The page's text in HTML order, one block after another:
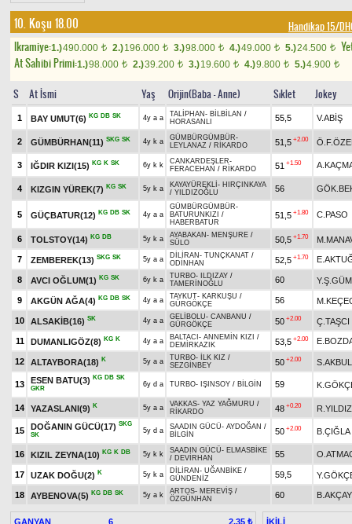
10. Koşu 18.00 Handikap 15/
Ikramiye:1.)490.000 t 2.)196.000 t 3.)98.000 t 4.)49.000 t 5.)24.500 t
At Sahibi Primi:1.)98.000 t 2.)39.200 t 3.)19.600 t 4.)9.800 t 5.)4.900 t
S At İsmi Yaş Orijin(Baba - Anne) Sıklet Jokey
1 BAY UMUT(6) KG DB SK 4y a a TALİPHAN - BİLBİLAN /
HORASANLI
55,5 V.ABİŞ
2 GÜMBÜRHAN(11) SKG SK 4y k a GÜMBÜRGÜMBÜR-
LEYLANAZ / RİKARDO 51,5 +2.00
3 IĞDIR KIZI(15) KG K SK 6y k k CANKARDEŞLER-
FERACEHAN / RİKARDO 51 +1.50
4 KIZGIN YÜREK(7) KG SK 5y k a KAYAYÜREKLİ - HIRÇINKAYA
/ YILDIZOĞLU 56
5 GÜÇBATUR(12) KG DB SK 4y a a
GÜMBÜRGÜMBÜR-
BATURUNKIZI /
HABERBATUR
51,5 +1.80 C.PASO
6 TOLSTOY(14) KG DB 5y k a AYABAKAN - MENŞURE /
SÜLO
50,5 +1.70
7 ZEMBEREK(13) SKG SK 5y a a DİLİRAN - TUNÇKANAT /
ODİNHAN
52,5 +1.70
8 AVCI OĞLUM(1) KG SK 6y k a TURBO- ILDIZAY /
TAMERİNOĞLU
60
9 AKGÜN AĞA(4) KG DB SK 4y a a TAYKUT- KARKUŞU /
GÜRGÖKÇE
56
10 ALSAKİB(16) SK 4y a a GELİBOLU- CANBANU /
GÜRGÖKÇE
50 +2.00 Ç.TAŞCI
11 DUMANLIGÖZ(8) KG K 4y a a BALTACI - ANNEMİN KIZI /
DEMİRKAZIK
53,5 +2.00
12 ALTAYBORA(18) K 5y a a TURBO- İLK KIZ /
SEZGİNBEY
50 +2.00
13 ESEN BATU(3) KG DB SK
GKR
6y d a TURBO- IŞINSOY / BİLGİN 59
14 YAZASLANI(9) K 5y a a VAKKAS- YAZ YAĞMURU /
RİKARDO
48 +0.20 R.YILDIZ
15 DOĞANIN GÜCÜ(17) SKG
SK
5y d a SAADIN GÜCÜ- AYDOĞAN /
BİLGİN
50 +2.00 B.ÇIĞLA
16 KIZIL ZEYNA(10) KG K DB 5y k k SAADIN GÜCÜ- ELMASBİKE
/ DEVİRHAN 55
17 UZAK DOĞU(2) K 5y k a DİLİRAN - UĞANBİKE /
GÜNDENİZ
59,5
18 AYBENOVA(5) KG DB SK 5y a k ARTOS- MEREVİŞ /
ÖZGÜNHAN
60 B.AKÇAY
GANYAN 6
2,35 ₺
İKİLİ